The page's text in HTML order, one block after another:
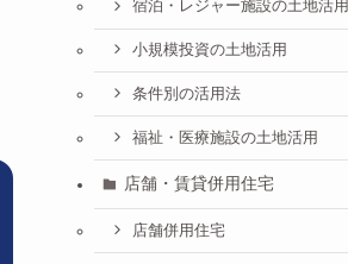
宿泊・レジャー施設の土地活用
小規模投資の土地活用
条件別の活用法
福祉・医療施設の土地活用
店舗・賃貸併用住宅
店舗併用住宅